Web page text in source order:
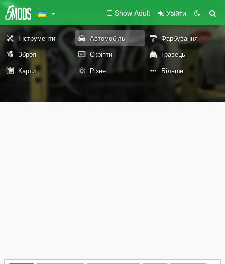
Show Adult Увійти
Інструменти Автомобіль
Фарбування
Зброя
Скріпти
Гравець
Карти
Різне Більше